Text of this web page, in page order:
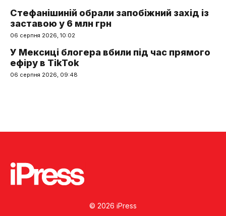
Стефанішиній обрали запобіжний захід із
заставою у 6 млн грн
06 серпня 2026, 10:02
У Мексиці блогера вбили під час прямого
ефіру в TikTok
06 серпня 2026, 09:48
© 2026 iPress